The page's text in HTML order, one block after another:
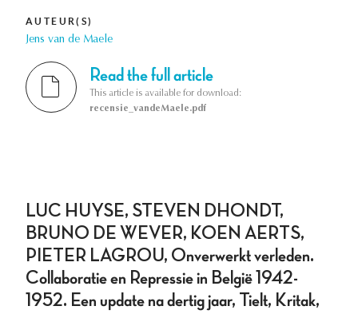
AUTEUR(S)
Jens van de Maele
Read the full article
This article is available for download:
recensie_vandeMaele.pdf
LUC HUYSE, STEVEN DHONDT,
BRUNO DE WEVER, KOEN AERTS,
PIETER LAGROU, Onverwerkt verleden.
Collaboratie en Repressie in België 1942-
1952. Een update na dertig jaar, Tielt, Kritak,